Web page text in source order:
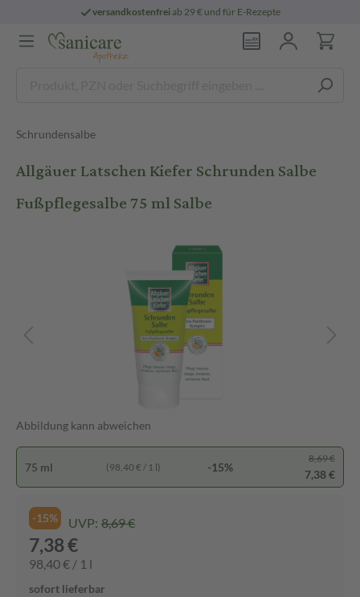
versandkostenfreiab 29 € und für E-Rezepte
Schrundensalbe
Allgäuer Latschen Kiefer Schrunden Salbe
Fußpflegesalbe 75 ml Salbe
Abbildung kann abweichen
75 ml (98,40 € / 1 l) -15%
8,69 €
7,38 €
-15% UVP: 8,69 €
7,38 €
98,40 € / 1 l
sofort lieferbar